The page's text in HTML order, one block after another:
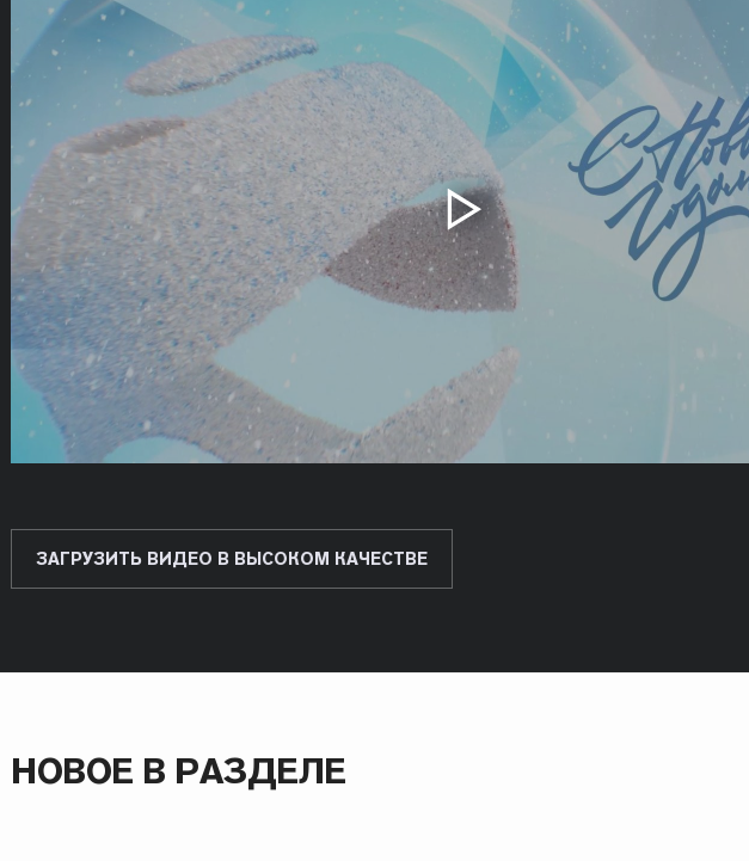
ЗАГРУЗИТЬ ВИДЕО В ВЫСОКОМ КАЧЕСТВЕ
НОВОЕ В РАЗДЕЛЕ